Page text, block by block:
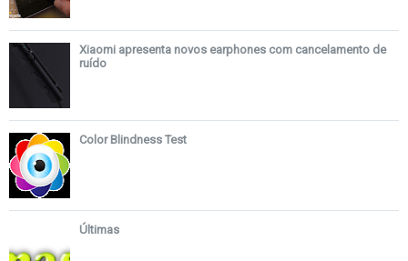
Xiaomi apresenta novos earphones com cancelamento de
ruído
Color Blindness Test
Últimas